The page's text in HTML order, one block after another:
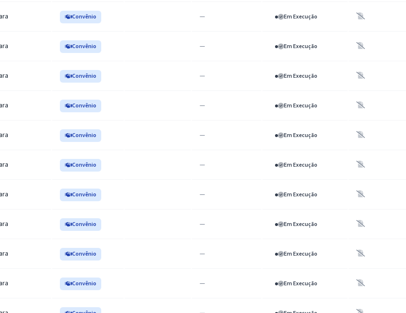
Convênio — Em Execução
Convênio — Em Execução
Convênio — Em Execução
Convênio — Em Execução
Convênio — Em Execução
Convênio — Em Execução
Convênio — Em Execução
Convênio — Em Execução
Convênio — Em Execução
Convênio — Em Execução